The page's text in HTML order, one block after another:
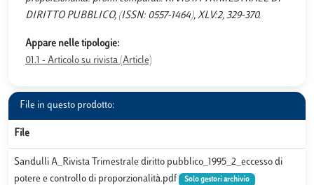
DIRITTO PUBBLICO, (ISSN: 0557-1464), XLV:2, 329-370.
Appare nelle tipologie:
01.1 - Articolo su rivista (Article)
File in questo prodotto:
File
Sandulli A_Rivista Trimestrale diritto pubblico_1995_2_eccesso di
potere e controllo di proporzionalità.pdf
Solo gestori archivio